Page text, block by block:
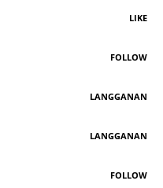
LIKE
FOLLOW
LANGGANAN
LANGGANAN
FOLLOW